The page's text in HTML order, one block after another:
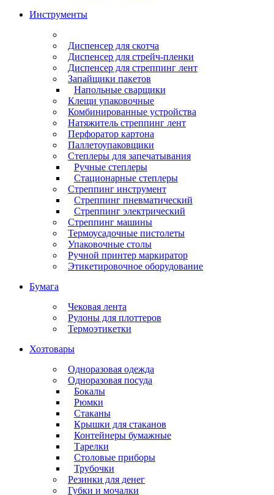
Инструменты
Диспенсер для скотча
Диспенсер для стрейч-пленки
Диспенсер для стреппинг лент
Запайщики пакетов
Напольные сварщики
Клещи упаковочные
Комбинированные устройства
Натяжитель стреппинг лент
Перфоратор картона
Паллетоупаковщики
Степлеры для запечатывания
Ручные степлеры
Стационарные степлеры
Стреппинг инструмент
Стреппинг пневматический
Стреппинг электрический
Стреппинг машины
Термоусадочные пистолеты
Упаковочные столы
Ручной принтер маркиратор
Этикетировочное оборудование
Бумага
Чековая лента
Рулоны для плоттеров
Термоэтикетки
Хозтовары
Одноразовая одежда
Одноразовая посуда
Бокалы
Рюмки
Стаканы
Крышки для стаканов
Контейнеры бумажные
Тарелки
Столовые приборы
Трубочки
Резинки для денег
Губки и мочалки